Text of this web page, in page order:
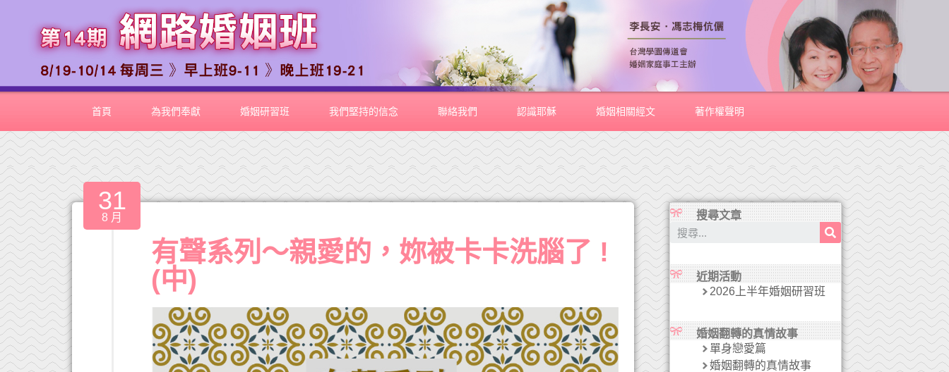
首頁 為我們奉獻 婚姻研習班 我們堅持的信念 聯絡我們 認識耶穌 婚姻相關經文 著作權聲明
31
8 月
有聲系列～親愛的，妳被卡卡洗腦了 !
(中)
搜尋文章
近期活動
2026上半年婚姻研習班
婚姻翻轉的真情故事
單身戀愛篇
婚姻翻轉的真情故事